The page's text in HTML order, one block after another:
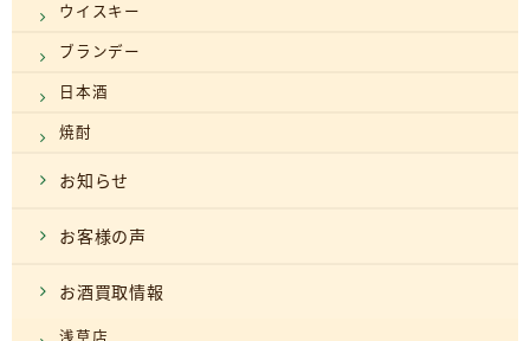
ウイスキー
ブランデー
日本酒
焼酎
お知らせ
お客様の声
お酒買取情報
浅草店